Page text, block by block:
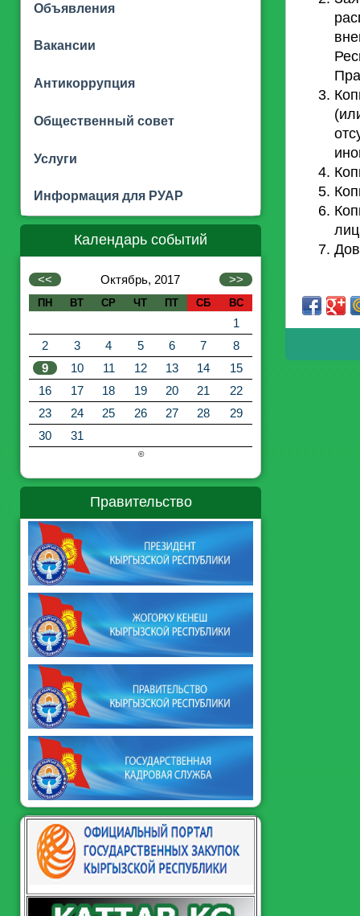
Объявления
Вакансии
Антикоррупция
Общественный совет
Услуги
Информация для РУАР
Календарь событий
<< Октябрь, 2017 >>
ПН ВТ СР ЧТ ПТ СБ ВС
1
2
3 4 5 6 7
8
9
10 11 12 13 14
15
16
17 18 19 20 21
22
23
24 25 26 27 28
29
30
31
©
Правительство